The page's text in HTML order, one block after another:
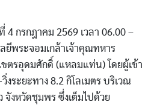
4 กรกฎาคม 2569 เวลา 06.00 –
ยีพระจอมเกล้าเจ้าคุณทหาร
ตรอุดมศักดิ์ (แหลมแท่น) โดยผู้เข้า
งระยะทาง 8.2 กิโลเมตร บริเวณ
จังหวัดชุมพร ซึ่งเต็มไปด้วย